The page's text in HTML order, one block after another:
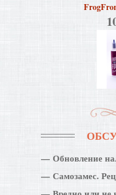
Обновление
Самозамес.